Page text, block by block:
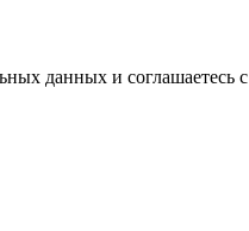
данных и соглашаетесь с